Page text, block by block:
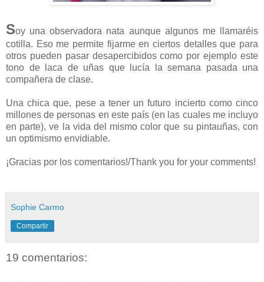
Soy una observadora nata aunque algunos me llamaréis
cotilla. Eso me permite fijarme en ciertos detalles que para
otros pueden pasar desapercibidos como por ejemplo este
tono de laca de uñas que lucía la semana pasada una
compañera de clase.
Una chica que, pese a tener un futuro incierto como cinco
millones de personas en este país (en las cuales me incluyo
en parte), ve la vida del mismo color que su pintauñas, con
un optimismo envidiable.
¡Gracias por los comentarios!/Thank you for your comments!
Sophie Carmo
Compartir
19 comentarios: